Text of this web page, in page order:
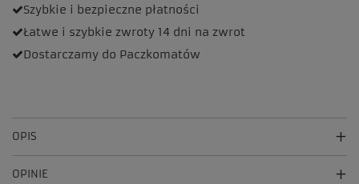
Szybkie i bezpieczne płatności
Łatwe i szybkie zwroty 14 dni na zwrot
Dostarczamy do Paczkomatów
OPIS
OPINIE